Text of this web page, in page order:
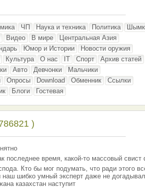
ЧП Наука и техника Политика
Видео В мире
Центральная Азия
Юмор и Истории
Новости оружия
Культура О нас IT Спорт
Архив статей
Авто Девчонки
Мальчики
Опросы Download Обменник
Ссылки
Блоги Гостевая
)
последнее время, какой-то массовый свист
Кто бы мог подумать, что ради этого
наш шибко умный эксперт даже не
казахстан наступит